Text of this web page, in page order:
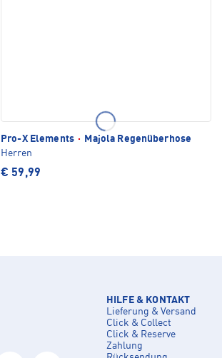
Pro-X Elements ·
Majola Regenüberhose
Herren
€ 59,99
HILFE & KONTAKT
Lieferung & Versand
Click & Collect
Click & Reserve
Zahlung